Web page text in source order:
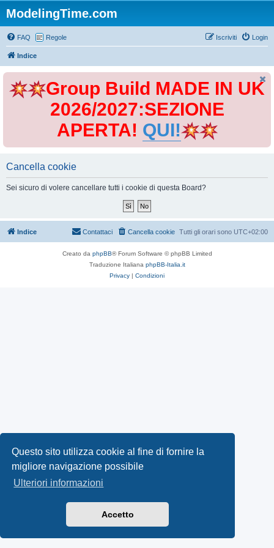
Questo sito utilizza cookie al fine di fornire la
migliore navigazione possibile
Ulteriori informazioni
Accetto
ModelingTime.com
FAQ Regole Login
Iscriviti
Indice
Group Build MADE IN UK
2026/2027:SEZIONE
APERTA! QUI!
Cancella cookie
Sei sicuro di volere cancellare tutti i cookie di questa Board?
Indice Tutti gli orari sono UTC+02:00
Cancella cookie
Contattaci
Creato da phpBB® Forum Software © phpBB Limited
Traduzione Italiana phpBB-Italia.it
Privacy | Condizioni